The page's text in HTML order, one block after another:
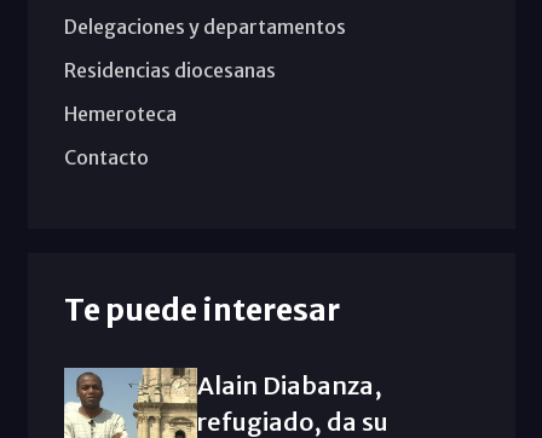
Delegaciones y departamentos
Residencias diocesanas
Hemeroteca
Contacto
Te puede interesar
Alain Diabanza,
refugiado, da su